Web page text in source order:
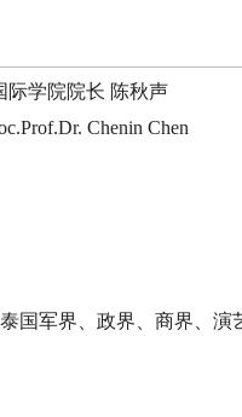
际学院院长 陈秋声
Chenin Chen
国军界、政界、商界、演